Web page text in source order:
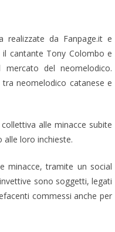
realizzate da Fanpage.it e
cantante Tony Colombo e
del neomelodico.
neomelodico catanese e
alle minacce subite
alle loro inchieste.
minacce, tramite un social
sono soggetti, legati
commessi anche per